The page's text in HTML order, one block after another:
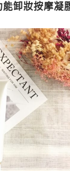
卸妝按摩凝